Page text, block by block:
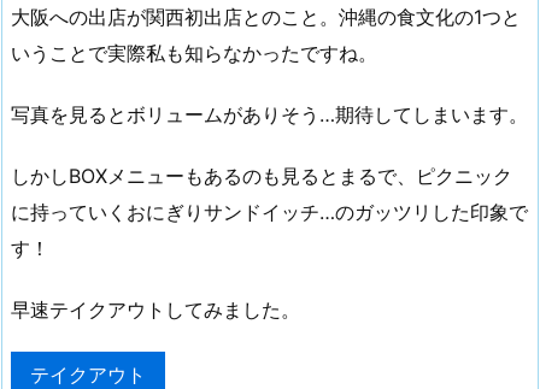
大阪への出店が関西初出店とのこと。沖縄の食文化の1つと
いうことで実際私も知らなかったですね。
写真を見るとボリュームがありそう…期待してしまいます。
しかしBOXメニューもあるのも見るとまるで、ピクニック
に持っていくおにぎりサンドイッチ…のガッツリした印象で
す！
早速テイクアウトしてみました。
テイクアウト